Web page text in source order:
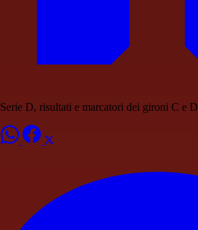
Serie D, risultati e marcatori dei gironi C e D